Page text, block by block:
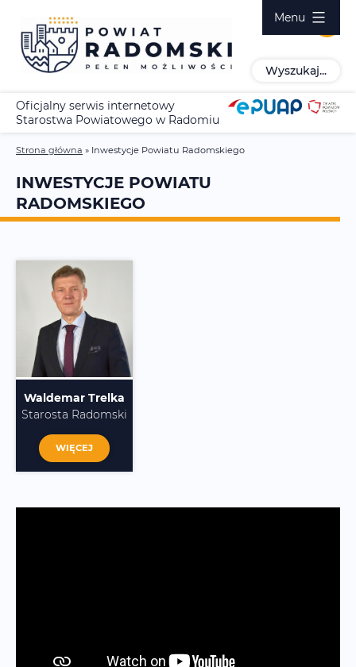
treści
Wyszukaj...
Menu
Oficjalny serwis internetowy
Starostwa Powiatowego w Radomiu
Strona główna » Inwestycje Powiatu Radomskiego
INWESTYCJE POWIATU
RADOMSKIEGO
Waldemar Trelka
Starosta Radomski
WIĘCEJ